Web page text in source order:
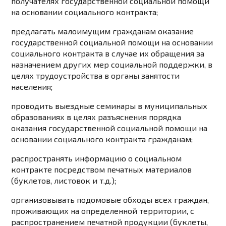
на основании социального контракта;
предлагать малоимущим гражданам оказание
государственной социальной помощи на основании
социального контракта в случае их обращения за
назначением других мер социальной поддержки, в
целях трудоустройства в органы занятости
населения;
проводить выездные семинары в муниципальных
образованиях в целях разъяснения порядка
оказания государственной социальной помощи на
основании социального контракта гражданам;
распространять информацию о социальном
контракте посредством печатных материалов
(буклетов, листовок и т.д.);
организовывать подомовые обходы всех граждан,
проживающих на определенной территории, с
распространением печатной продукции (буклеты,